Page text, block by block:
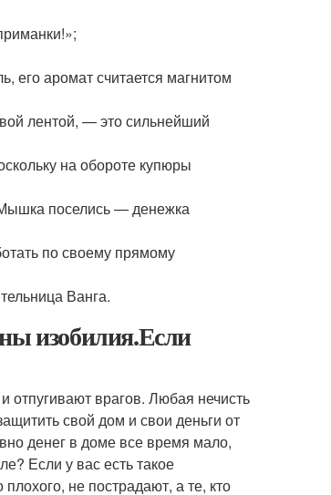
его аромат считается магнитом
лентой, — это сильнейший
на обороте купюры
поселись — денежка
по своему прямому
Ванга.
изобилия.Если
отпугивают врагов. Любая нечисть
свой дом и свои деньги от
денег в доме все время мало,
Если у вас есть такое
не пострадают, а те, кто